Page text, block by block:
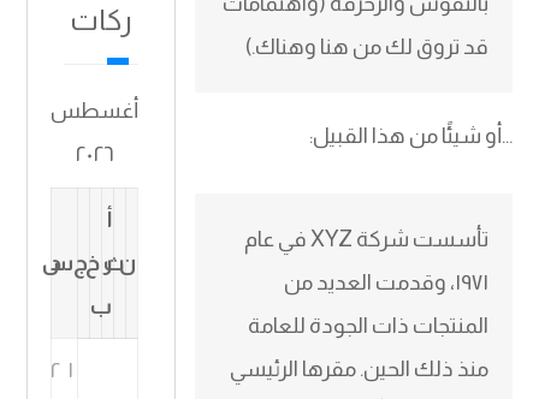
قد تروق لك من هنا وهناك.)
…أو شيئًا من هذا القبيل:
تأسست شركة XYZ في عام
١٩٧١، وقدمت العديد من
المنتجات ذات الجودة للعامة
منذ ذلك الحين. مقرها الرئيسي
ركات
أغسطس
٢٠٢٦
نث
أ
ر
ب
خجس
د
١ ٢